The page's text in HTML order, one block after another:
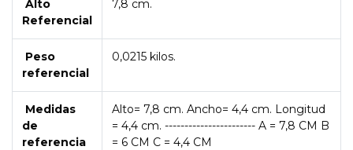
Alto
Referencial
7,8 cm.
Peso
referencial
0,0215 kilos.
Medidas
de
referencia
Alto= 7,8 cm. Ancho= 4,4 cm. Longitud
= 4,4 cm. ----------------------- A = 7,8 CM B
= 6 CM C = 4,4 CM